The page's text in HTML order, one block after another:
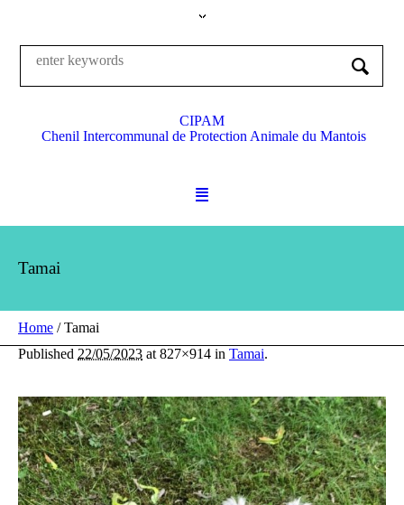
CIPAM
Chenil Intercommunal de Protection Animale du Mantois
Tamai
Home /Tamai
Published 22/05/2023 at 827×914 in Tamai.